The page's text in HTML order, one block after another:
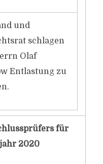
und
schlagen
Olaf
Entlastung zu
für
2020